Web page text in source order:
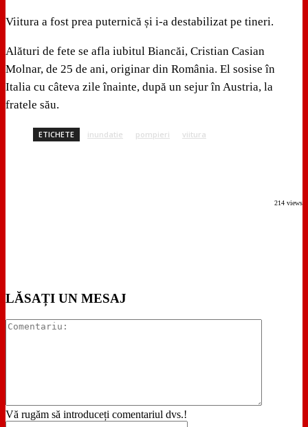
Viitura a fost prea puternică și i-a destabilizat pe tineri.
Alături de fete se afla iubitul Biancăi, Cristian Casian
Molnar, de 25 de ani, originar din România. El sosise în
Italia cu câteva zile înainte, după un sejur în Austria, la
fratele său.
ETICHETE inundatie pompieri viitura
214 views
LĂSAȚI UN MESAJ
Vă rugăm să introduceți comentariul dvs.!